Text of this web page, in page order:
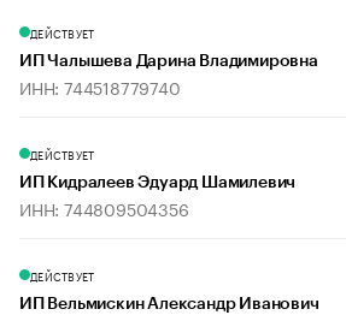
ДЕЙСТВУЕТ
ИП Чалышева Дарина Владимировна
ИНН: 744518779740
ДЕЙСТВУЕТ
ИП Кидралеев Эдуард Шамилевич
ИНН: 744809504356
ДЕЙСТВУЕТ
ИП Вельмискин Александр Иванович